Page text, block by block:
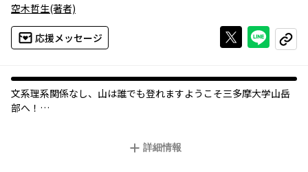
空木哲生(著者)
応援メッセージ Xで投稿する
ライン
コピー
文系理系関係なし、山は誰でも登れます――ようこそ三多摩大学山岳
部へ！
を迎えていた。理由（１）新入部員は女子３名のみ。理由（２）
詳細情報